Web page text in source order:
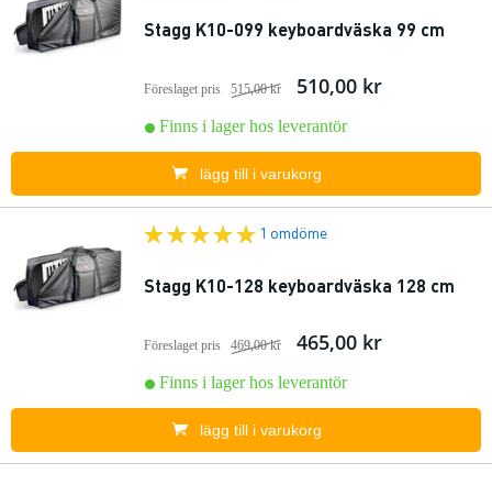
Stagg K10-099 keyboardväska 99 cm
Föreslaget pris 515,00 kr 510,00 kr
Finns i lager hos leverantör
lägg till i varukorg
1 omdöme
Stagg K10-128 keyboardväska 128 cm
Föreslaget pris 469,00 kr 465,00 kr
Finns i lager hos leverantör
lägg till i varukorg